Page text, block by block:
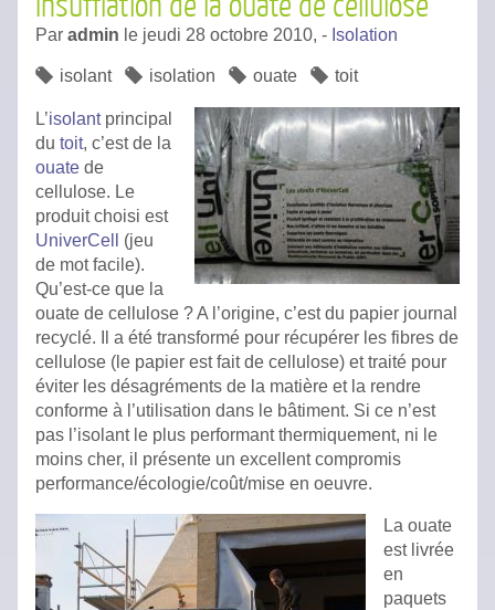
Par admin le jeudi 28 octobre 2010, - Isolation
isolant isolation ouate toit
L’isolantprincipal
du toit, c’est de la
ouate de
cellulose. Le
produit choisi est
UniverCell
(jeu
de mot facile).
Qu’est-ce que la
ouate de cellulose ? A l’origine, c’est du papier journal
recyclé. Il a été transformé pour récupérer les fibres de
cellulose (le papier est fait de cellulose) et traité pour
éviter les désagréments de la matière et la rendre
conforme à l’utilisation dans le bâtiment. Si ce n’est
pas l’isolant le plus performant thermiquement, ni le
moins cher, il présente un excellent compromis
performance/écologie/coût/mise en oeuvre.
La ouate
est livrée
en
paquets